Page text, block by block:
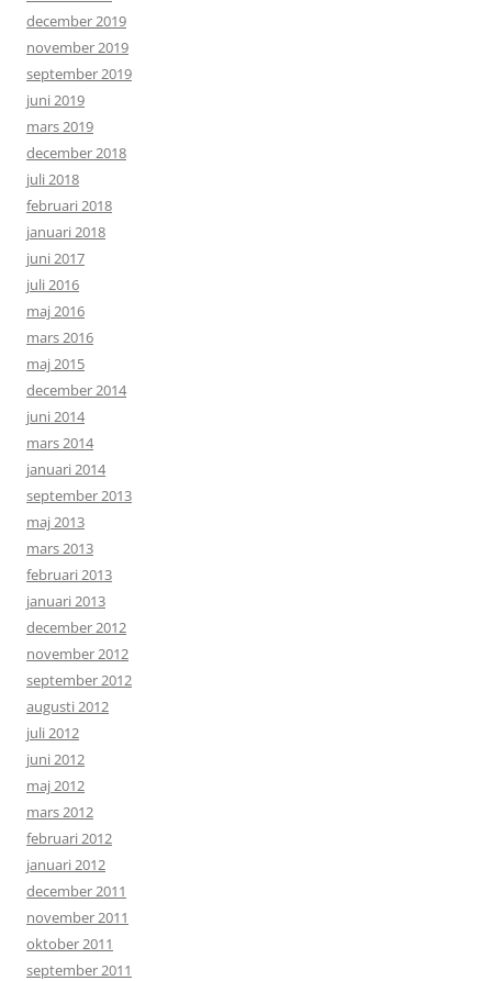
december 2019
november 2019
september 2019
juni 2019
mars 2019
december 2018
juli 2018
februari 2018
januari 2018
juni 2017
juli 2016
maj 2016
mars 2016
maj 2015
december 2014
juni 2014
mars 2014
januari 2014
september 2013
maj 2013
mars 2013
februari 2013
januari 2013
december 2012
november 2012
september 2012
augusti 2012
juli 2012
juni 2012
maj 2012
mars 2012
februari 2012
januari 2012
december 2011
november 2011
oktober 2011
september 2011